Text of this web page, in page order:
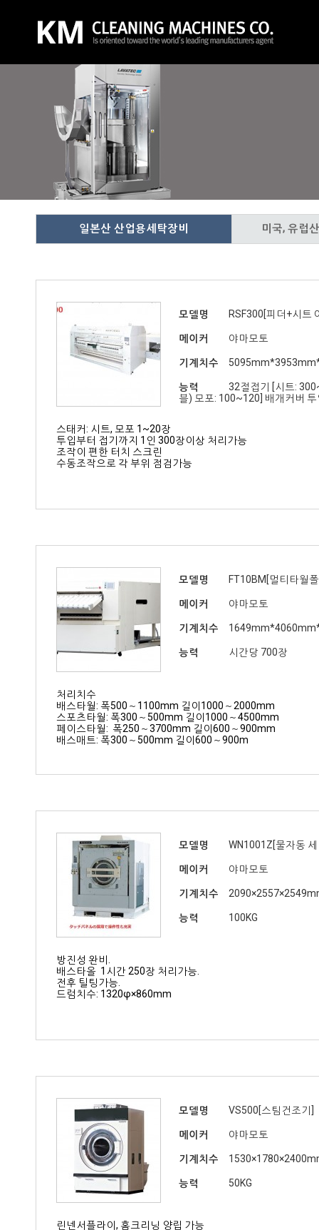
일본산 산업용세탁장비 미국, 유럽
모델명 RSF300[피더+시트
메이커 야마모토
기계치수
능력
32절접기 [시트:
블) 모포: 100~120] 배개커버
스태커: 시트, 모포 1~20장
투입부터 접기까지 1인 300장이상 처리가능
조작이 편한 터치 스크린
수동조작으로 각 부위 점검가능
모델명 FT10BM[멀티타월
메이커 야마모토
기계치수
능력 시간당 700장
처리치수
배스타월: 폭500～1100mm 길이1000～2000mm
스포츠타월: 폭300～500mm 길이1000～4500mm
페이스타월: 폭250～3700mm 길이600～900mm
배스매트: 폭300～500mm 길이600～900m
모델명 WN1001Z[물자동
메이커 야마모토
기계치수
능력 100KG
방진성 완비.
배스타올 1시간 250장 처리가능.
전후 틸팅가능.
드럼치수: 1320φ×860mm
모델명 VS500[스팀건조기]
메이커 야마모토
기계치수
능력 50KG
린넨서플라이, 홈크리닝 양립 가능